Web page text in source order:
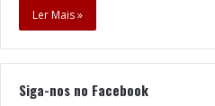
Ler Mais »
Siga-nos no Facebook